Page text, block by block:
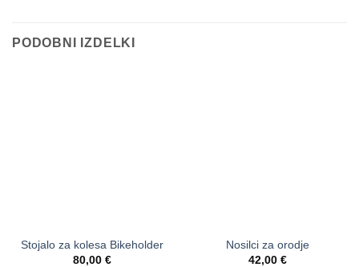
PODOBNI IZDELKI
Stojalo za kolesa Bikeholder
80,00 €
Nosilci za orodje
42,00 €